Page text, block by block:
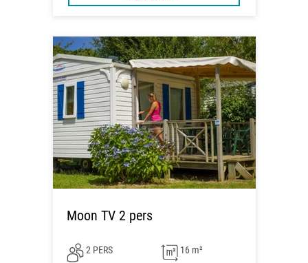
Moon TV 2 pers
2 PERS 16 m²